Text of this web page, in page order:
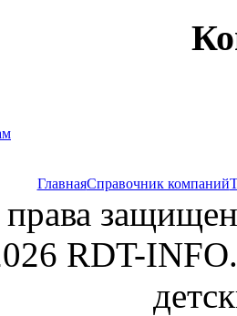
ГлавнаяСправочник компаний
RDT-